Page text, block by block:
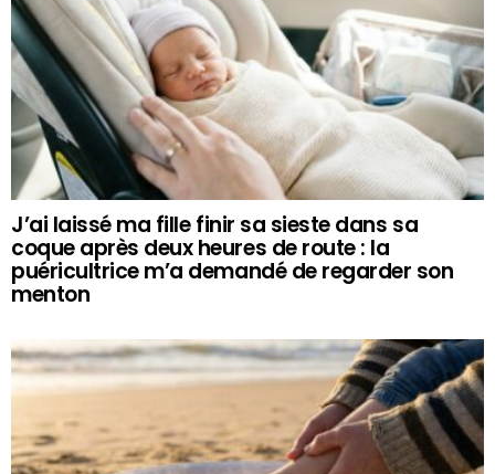
J’ai laissé ma fille finir sa sieste dans sa
coque après deux heures de route : la
puéricultrice m’a demandé de regarder son
menton